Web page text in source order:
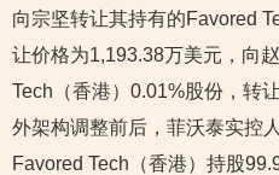
向宗坚转让其持有的Favored
让价格为1,193.38万美元，向
Tech（香港）0.01%股份，转
外架构调整前后，菲沃泰实控
Favored Tech（香港）持股